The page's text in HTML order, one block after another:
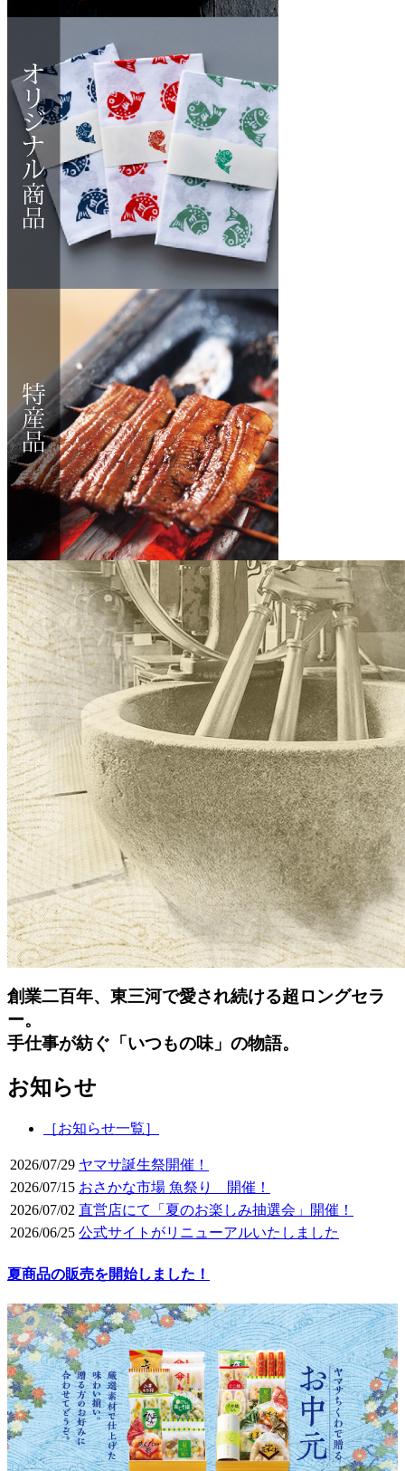
創業二百年、東三河で愛され続ける超ロングセラ
ー。
手仕事が紡ぐ「いつもの味」の物語。
お知らせ
［お知らせ一覧］
2026/07/29 ヤマサ誕生祭開催！
2026/07/15 おさかな市場 魚祭り 開催！
2026/07/02 直営店にて「夏のお楽しみ抽選会」開催！
2026/06/25 公式サイトがリニューアルいたしました
夏商品の販売を開始しました！